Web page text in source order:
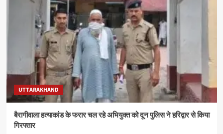
UTTARAKHAND
बैरागीवाला हत्याकांड के फरार चल रहे अभियुक्त को दून पुलिस ने हरिद्वार से किया
गिरफ्तार